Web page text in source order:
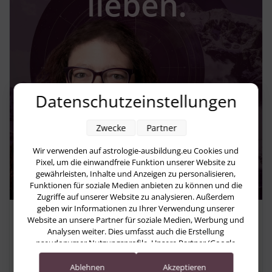
Richte deine Krone – Warum Jupiter
im Löwen dich einlädt, endlich zu
Astropraxis-Podcast
Datenschutzeinstellungen
Wir verwenden auf astrologie-ausbildung.eu Cookies und
Pixel, um die einwandfreie Funktion unserer Website zu
gewährleisten, Inhalte und Anzeigen zu personalisieren,
Funktionen für soziale Medien anbieten zu können und die
Zugriffe auf unserer Website zu analysieren. Außerdem
geben wir Informationen zu Ihrer Verwendung unserer
Website an unsere Partner für soziale Medien, Werbung und
Analysen weiter. Dies umfasst auch die Erstellung
pseudonymer Nutzungsprofile. Unsere Partner (Google
Advertising Products) führen diese Informationen
möglicherweise mit weiteren Daten zusammen, die Sie ihnen
Zwecke Partner
Ablehnen Akzeptieren